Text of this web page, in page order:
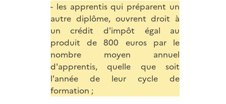
- les apprentis qui préparent un
autre diplôme, ouvrent droit à
un crédit d'impôt égal au
produit de 800 euros par le
nombre moyen annuel
d'apprentis, quelle que soit
l'année de leur cycle de
formation ;